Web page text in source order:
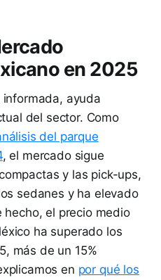
en 2025
ayuda
del sector. Como
del parque
, el mercado sigue
y las pick-ups,
sedanes y ha elevado
hecho, el precio medio
ha superado los
más de un 15%
en por qué los